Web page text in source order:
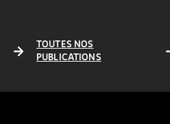
TOUTES NOS
PUBLICATIONS